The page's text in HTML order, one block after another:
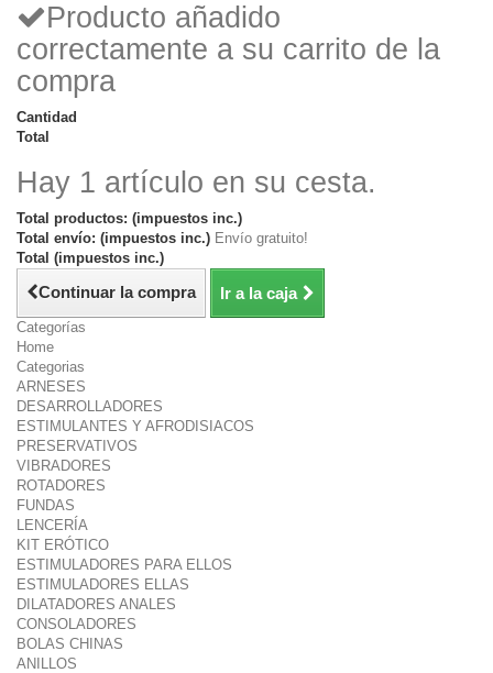
Producto añadido
correctamente a su carrito de la
compra
Cantidad
Total
Hay 1 artículo en su cesta.
Total productos: (impuestos inc.)
Total envío: (impuestos inc.) Envío gratuito!
Total (impuestos inc.)
Continuar la compra Ir a la caja
Categorías
Home
Categorias
ARNESES
DESARROLLADORES
ESTIMULANTES Y AFRODISIACOS
PRESERVATIVOS
VIBRADORES
ROTADORES
FUNDAS
LENCERÍA
KIT ERÓTICO
ESTIMULADORES PARA ELLOS
ESTIMULADORES ELLAS
DILATADORES ANALES
CONSOLADORES
BOLAS CHINAS
ANILLOS